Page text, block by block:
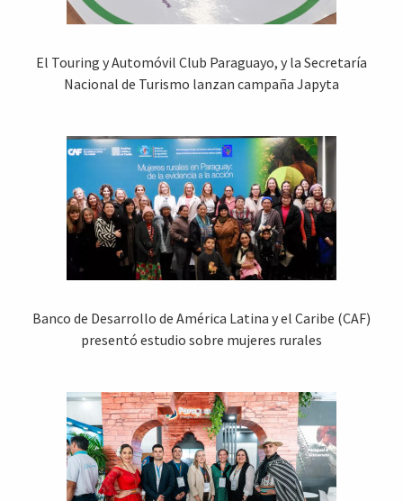
El Touring y Automóvil Club Paraguayo, y la Secretaría
Nacional de Turismo lanzan campaña Japyta
Banco de Desarrollo de América Latina y el Caribe (CAF)
presentó estudio sobre mujeres rurales